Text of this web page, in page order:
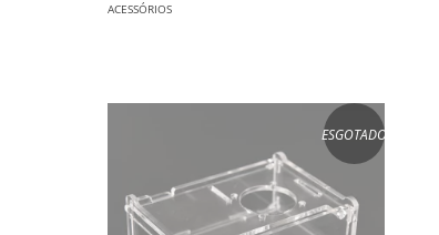
ACESSÓRIOS
ESGOTADO